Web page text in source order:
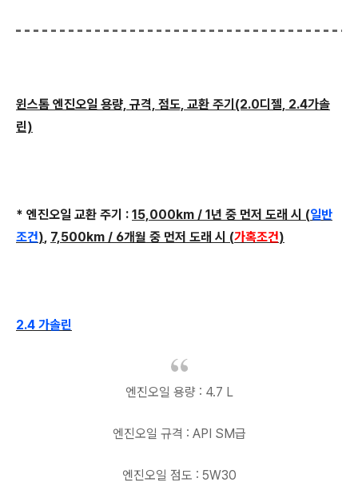
윈스톰 엔진오일 용량, 규격, 점도, 교환 주기(2.0디젤, 2.4가솔
린)
* 엔진오일 교환 주기 : 15,000km / 1년 중 먼저 도래 시 (일반
조건), 7,500km / 6개월 중 먼저 도래 시 (가혹조건)
2.4 가솔린
엔진오일 용량 : 4.7 L
엔진오일 규격 : API SM급
엔진오일 점도 : 5W30